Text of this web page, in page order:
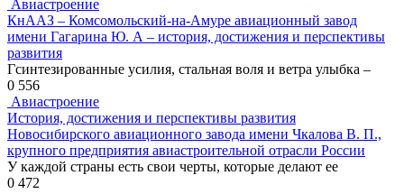
Авиастроение
КнААЗ – Комсомольский-на-Амуре авиационный завод
имени Гагарина Ю. А – история, достижения и перспективы
развития
Гсинтезированные усилия, стальная воля и ветра улыбка –
0 556
Авиастроение
История, достижения и перспективы развития
Новосибирского авиационного завода имени Чкалова В. П.,
крупного предприятия авиастроительной отрасли России
У каждой страны есть свои черты, которые делают ее
0 472